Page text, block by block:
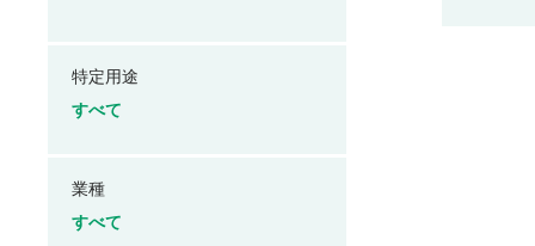
特定用途
すべて
業種
すべて